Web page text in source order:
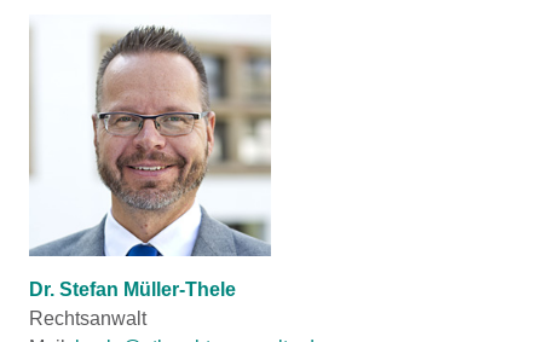
Dr. Stefan Müller-Thele
Rechtsanwalt